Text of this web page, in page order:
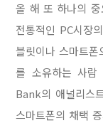
올 해 또 하나의
전통적인 PC시장
블릿이나 스마트
를 소유하는 사
Bank의 애널리스
스마트폰의 채택